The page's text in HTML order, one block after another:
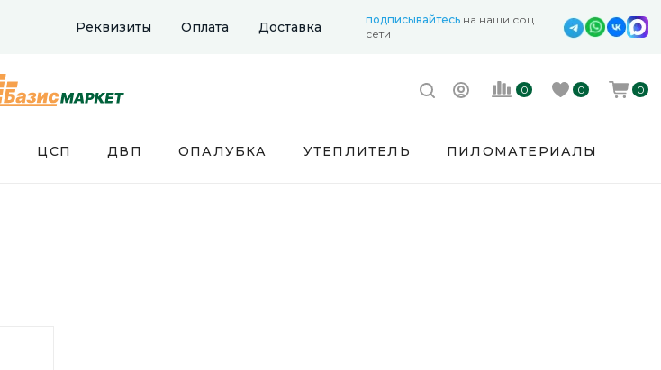
Реквизиты Оплата Доставка подписывайтесь на наши соц.
сети
0 0 0
ЦСП ДВП ОПАЛУБКА УТЕПЛИТЕЛЬ ПИЛОМАТЕРИАЛЫ